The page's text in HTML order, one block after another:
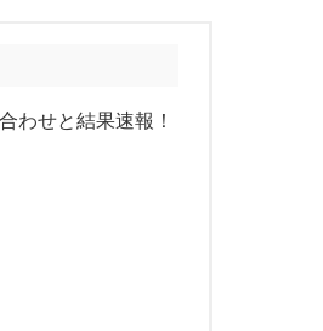
わせと結果速報！